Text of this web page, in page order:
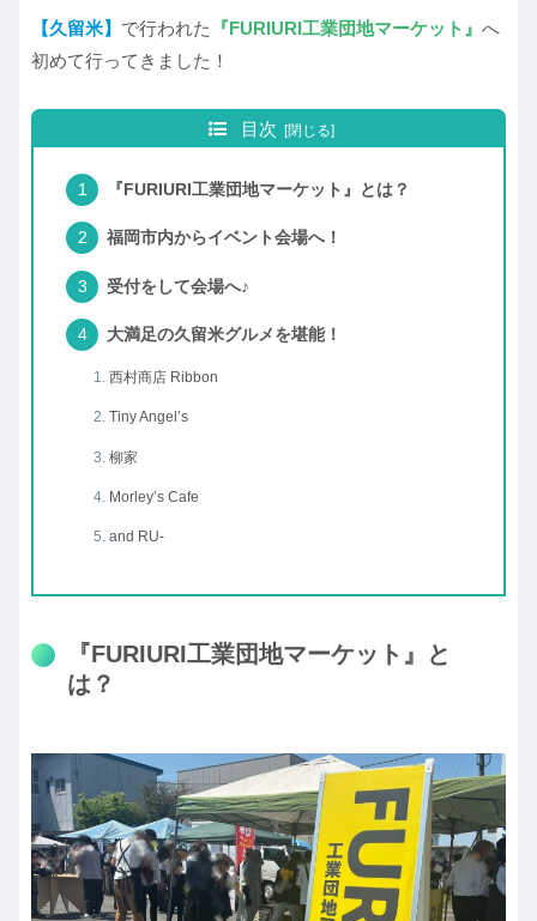
【久留米】 で行われた 『FURIURI工業団地マーケット』 へ
初めて行ってきました！
目次
『FURIURI工業団地マーケット』とは？
福岡市内からイベント会場へ！
受付をして会場へ♪
大満足の久留米グルメを堪能！
西村商店 Ribbon
Tiny Angel’s
柳家
Morley’s Cafe
and RU-
『FURIURI工業団地マーケット』と
は？